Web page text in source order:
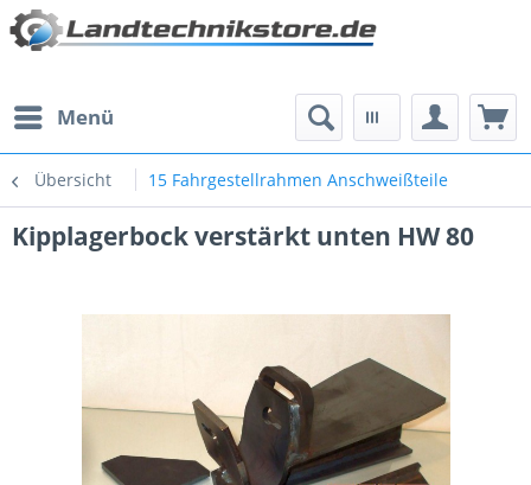
Menü
Übersicht 15 Fahrgestellrahmen Anschweißteile
Kipplagerbock verstärkt unten HW 80